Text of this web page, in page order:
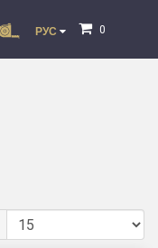
РУС 0